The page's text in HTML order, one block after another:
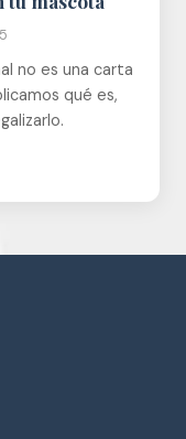
no es una carta
qué es,